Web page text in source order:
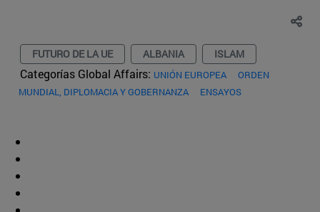
FUTURO DE LA UE ALBANIA ISLAM
Categorías Global Affairs: UNIÓN EUROPEA
ORDEN
MUNDIAL, DIPLOMACIA Y GOBERNANZA
ENSAYOS